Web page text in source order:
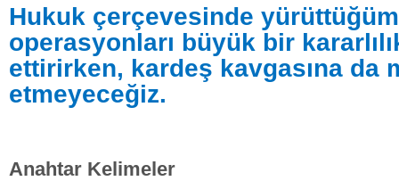
Hukuk çerçevesinde
operasyonları büyük bir
ettirirken, kardeş kavgasına da
etmeyeceğiz.
Anahtar Kelimeler